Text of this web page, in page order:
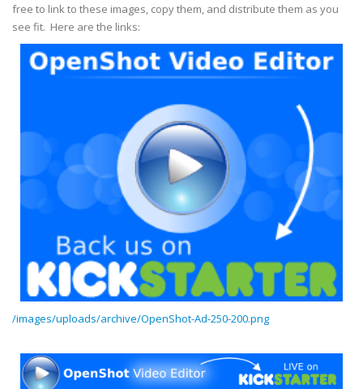
free to link to these images, copy them, and distribute them as you
see fit. Here are the links:
/images/uploads/archive/OpenShot-Ad-250-200.png